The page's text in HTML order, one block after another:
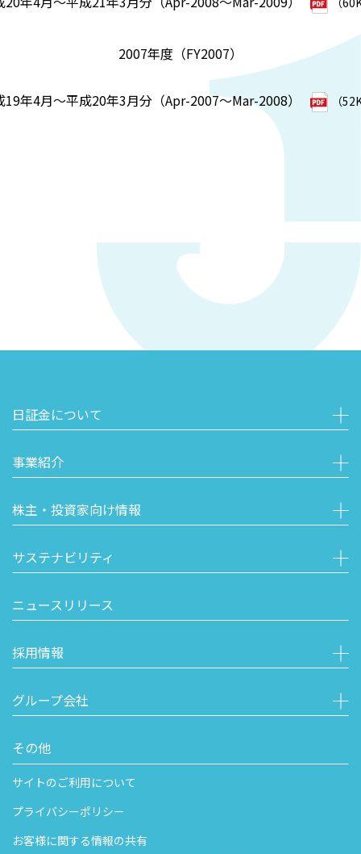
2007年度（FY2007）
19年4月～平成20年3月分（Apr-2007～Mar-2008） （
日証金について
事業紹介
株主・投資家向け情報
サステナビリティ
ニュースリリース
採用情報
グループ会社
その他
サイトのご利用について
プライバシーポリシー
お客様に関する情報の共有